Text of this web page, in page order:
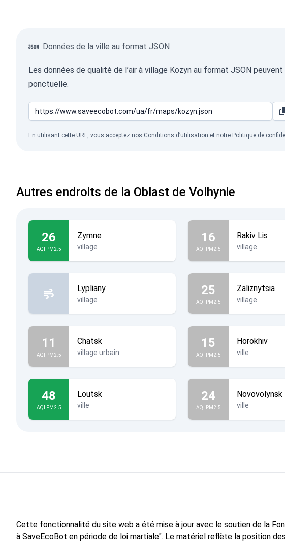
Données de la ville au format JSON
Les données de qualité de l’air à village Kozyn au format JSON
ponctuelle.
En utilisant cette URL, vous acceptez nos Conditions d’utilisation et notre Politique de
Autres endroits de la Oblast de Volhynie
26
AQI PM2.5
Zymne
village
16
AQI PM2.5
Rakiv Lis
village
Lypliany
village
25
AQI PM2.5
Zaliznytsia
village
11
AQI PM2.5
Chatsk
village urbain
15
AQI PM2.5
Horokhiv
ville
48
AQI PM2.5
Loutsk
ville
24
AQI PM2.5
Novovolynsk
ville
Cette fonctionnalité du site web a été mise à jour avec le soutien de la
à SaveEcoBot en période de loi martiale". Le matériel reflète la position